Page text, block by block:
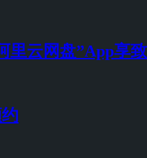
里云网盘”App享